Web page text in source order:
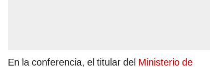
En la conferencia, el titular del Ministerio de